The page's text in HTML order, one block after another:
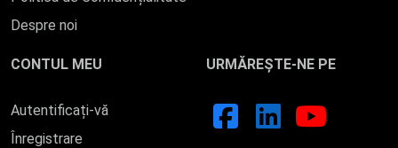
Despre noi
CONTUL MEU
Autentificați-vă
Înregistrare
URMĂREȘTE-NE PE